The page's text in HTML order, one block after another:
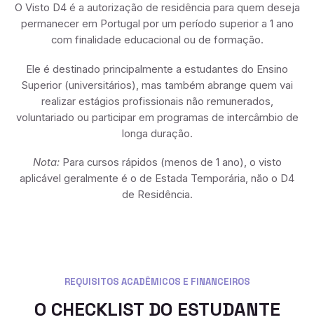
O Visto D4 é a autorização de residência para quem deseja
permanecer em Portugal por um período superior a 1 ano
com finalidade educacional ou de formação.
Ele é destinado principalmente a estudantes do Ensino
Superior (universitários), mas também abrange quem vai
realizar estágios profissionais não remunerados,
voluntariado ou participar em programas de intercâmbio de
longa duração.
Nota:Para cursos rápidos (menos de 1 ano), o visto
aplicável geralmente é o de Estada Temporária, não o D4
de Residência.
REQUISITOS ACADÊMICOS E FINANCEIROS
O CHECKLIST DO ESTUDANTE